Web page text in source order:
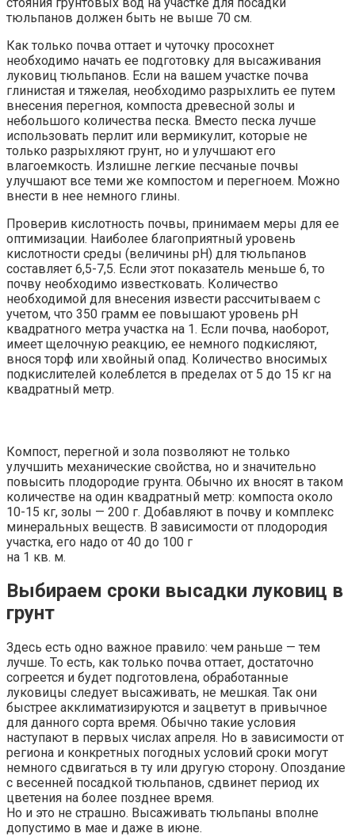
тюльпанов должен быть не выше 70 см.
Как только почва оттает и чуточку просохнет
необходимо начать ее подготовку для высаживания
луковиц тюльпанов. Если на вашем участке почва
глинистая и тяжелая, необходимо разрыхлить ее путем
внесения перегноя, компоста древесной золы и
небольшого количества песка. Вместо песка лучше
использовать перлит или вермикулит, которые не
только разрыхляют грунт, но и улучшают его
влагоемкость. Излишне легкие песчаные почвы
улучшают все теми же компостом и перегноем. Можно
внести в нее немного глины.
Проверив кислотность почвы, принимаем меры для ее
оптимизации. Наиболее благоприятный уровень
кислотности среды (величины рН) для тюльпанов
составляет 6,5-7,5. Если этот показатель меньше 6, то
почву необходимо известковать. Количество
необходимой для внесения извести рассчитываем с
учетом, что 350 грамм ее повышают уровень рН
квадратного метра участка на 1. Если почва, наоборот,
имеет щелочную реакцию, ее немного подкисляют,
внося торф или хвойный опад. Количество вносимых
подкислителей колеблется в пределах от 5 до 15 кг на
квадратный метр.
Компост, перегной и зола позволяют не только
улучшить механические свойства, но и значительно
повысить плодородие грунта. Обычно их вносят в таком
количестве на один квадратный метр: компоста около
10-15 кг, золы — 200 г. Добавляют в почву и комплекс
минеральных веществ. В зависимости от плодородия
участка, его надо от 40 до 100 г
на 1 кв. м.
Выбираем сроки высадки луковиц в
грунт
Здесь есть одно важное правило: чем раньше — тем
лучше. То есть, как только почва оттает, достаточно
согреется и будет подготовлена, обработанные
луковицы следует высаживать, не мешкая. Так они
быстрее акклиматизируются и зацветут в привычное
для данного сорта время. Обычно такие условия
наступают в первых числах апреля. Но в зависимости от
региона и конкретных погодных условий сроки могут
немного сдвигаться в ту или другую сторону. Опоздание
с весенней посадкой тюльпанов, сдвинет период их
цветения на более позднее время.
Но и это не страшно. Высаживать тюльпаны вполне
допустимо в мае и даже в июне.